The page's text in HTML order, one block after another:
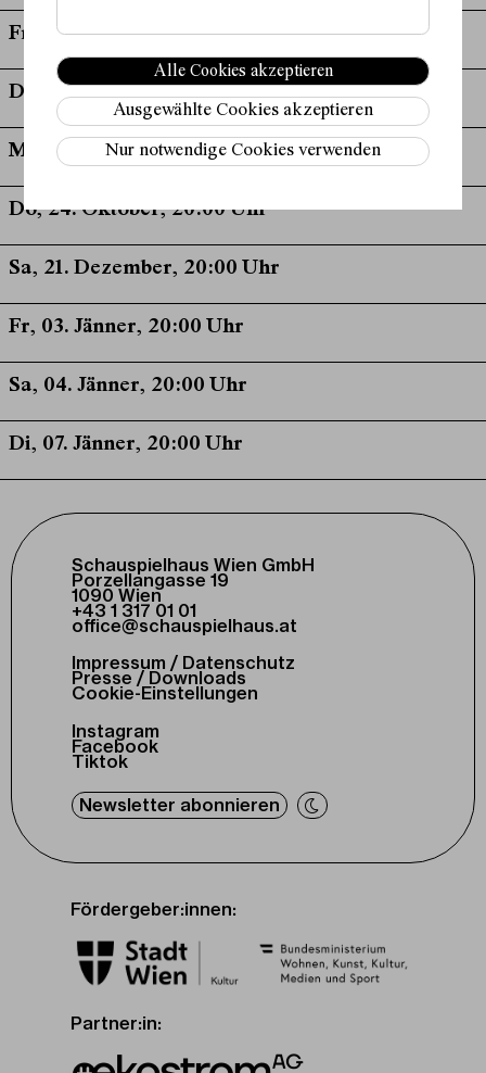
Fr, 11. Oktober, 20:00 Uhr
Di, 22. Oktober, 20:00 Uhr
Mi, 23. Oktober, 20:00 Uhr
Do, 24. Oktober, 20:00 Uhr
Sa, 21. Dezember, 20:00 Uhr
Fr, 03. Jänner, 20:00 Uhr
Sa, 04. Jänner, 20:00 Uhr
Di, 07. Jänner, 20:00 Uhr
Schauspielhaus Wien GmbH
Porzellangasse 19
1090 Wien
+43 1 317 01 01
office@schauspielhaus.at
Impressum / Datenschutz
Presse / Downloads
Cookie-Einstellungen
Instagram
Facebook
Tiktok
Newsletter abonnieren
Fördergeber:innen:
Partner:in:
Alle Cookies akzeptieren
Ausgewählte Cookies akzeptieren
Nur notwendige Cookies verwenden